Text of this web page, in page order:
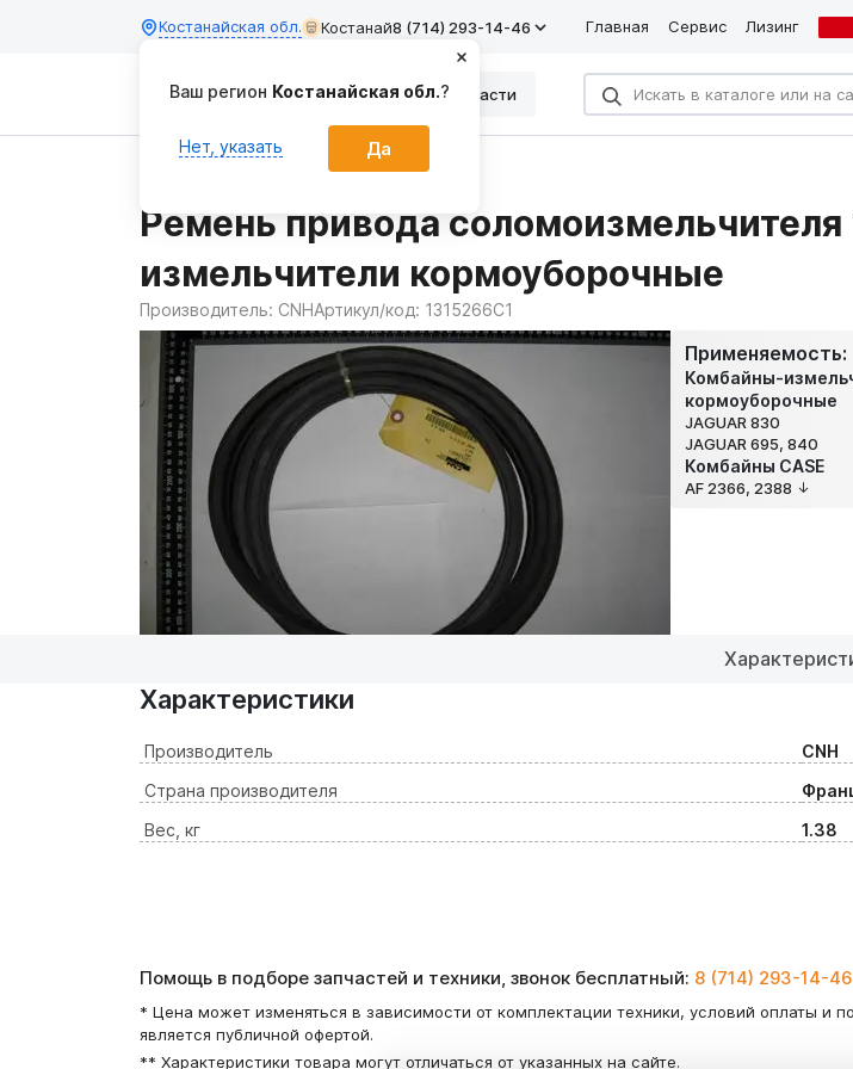
Костанайская обл. Костанай8 (714) 293-14-46 Главная Сервис Лизинг
Каталог Запчасти
Ремень привода
измельчители кормоуборочные
Производитель: CNHАртикул/код: 1315266C1
Применяемость:
Комбайны-
кормоуборочные
JAGUAR 830
JAGUAR 695, 840
Комбайны CASE
AF 2366, 2388
Характеристики
Производитель
CNH
Страна производителя
Вес, кг
1.38
Помощь в подборе запчастей и техники, звонок бесплатный: 8 (714) 293-14-46
* Цена может изменяться в зависимости от комплектации техники, условий оплаты и
является публичной офертой.
** Характеристики товара могут отличаться от указанных на сайте.
Ваш регион Костанайская обл.?
Нет, указать Да